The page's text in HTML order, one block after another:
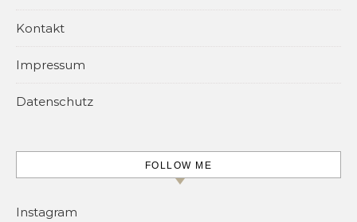
Kontakt
Impressum
Datenschutz
FOLLOW ME
Instagram